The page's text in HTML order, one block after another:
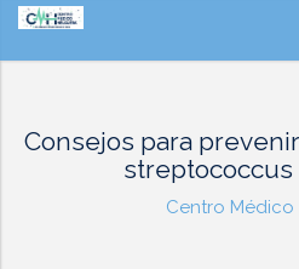
Consejos para
Centro Médico